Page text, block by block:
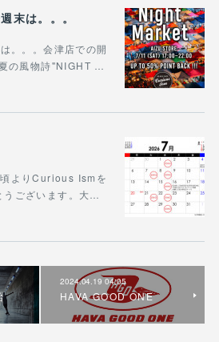
末は。。。
。。。会津店での開
の風物詩"NIGHT …
よりCurious Ismを
ございます。大…
2024.04.19 04:05
HAVA GOOD ONE